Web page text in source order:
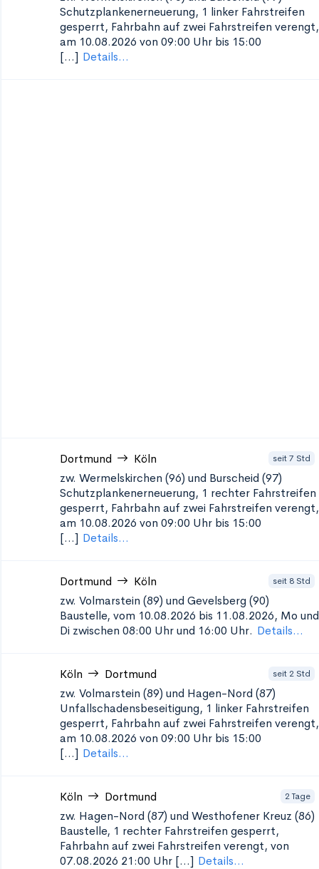
Schutzplankenerneuerung, 1 linker Fahrstreifen
gesperrt, Fahrbahn auf zwei Fahrstreifen verengt,
am 10.08.2026 von 09:00 Uhr bis 15:00
[...] Details...
Dortmund Köln seit 7 Std
zw. Wermelskirchen (96) und Burscheid (97)
Schutzplankenerneuerung, 1 rechter Fahrstreifen
gesperrt, Fahrbahn auf zwei Fahrstreifen verengt,
am 10.08.2026 von 09:00 Uhr bis 15:00
[...] Details...
Dortmund Köln seit 8 Std
zw. Volmarstein (89) und Gevelsberg (90)
Baustelle, vom 10.08.2026 bis 11.08.2026, Mo und
Di zwischen 08:00 Uhr und 16:00 Uhr. Details...
Köln Dortmund seit 2 Std
zw. Volmarstein (89) und Hagen-Nord (87)
Unfallschadensbeseitigung, 1 linker Fahrstreifen
gesperrt, Fahrbahn auf zwei Fahrstreifen verengt,
am 10.08.2026 von 09:00 Uhr bis 15:00
[...] Details...
Köln Dortmund 2 Tage
zw. Hagen-Nord (87) und Westhofener Kreuz (86)
Baustelle, 1 rechter Fahrstreifen gesperrt,
Fahrbahn auf zwei Fahrstreifen verengt, von
07.08.2026 21:00 Uhr [...] Details...